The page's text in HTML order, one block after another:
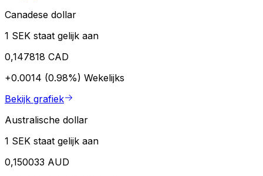
Canadese dollar
1 SEK staat gelijk aan
0,147818 CAD
+0.0014 (0.98%) Wekelijks
Bekijk grafiek
Australische dollar
1 SEK staat gelijk aan
0,150033 AUD